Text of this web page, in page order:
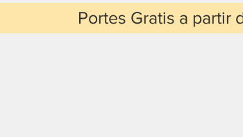
Gratis a partir de